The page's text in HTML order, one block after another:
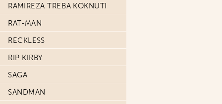
RAMIREZA TREBA KOKNUTI
RAT-MAN
RECKLESS
RIP KIRBY
SAGA
SANDMAN